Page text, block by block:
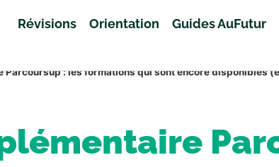
Révisions Orientation Guides AuFutur
Parcoursup : les formations qui sont encore disponibles